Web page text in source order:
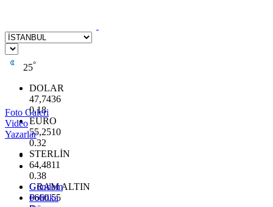
25°
DOLAR
47,7436
0.18
EURO
55,2510
0.32
STERLİN
64,4811
0.38
GRAM ALTIN
6660.55
Foto Galeri
Video
Yazarlar
Gündem
Politika